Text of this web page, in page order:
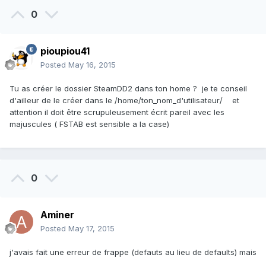
0
pioupiou41
Posted May 16, 2015
Tu as créer le dossier SteamDD2 dans ton home ? je te conseil
d'ailleur de le créer dans le /home/ton_nom_d'utilisateur/ et
attention il doit être scrupuleusement écrit pareil avec les
majuscules ( FSTAB est sensible a la case)
0
Aminer
Posted May 17, 2015
j'avais fait une erreur de frappe (defauts au lieu de defaults) mais